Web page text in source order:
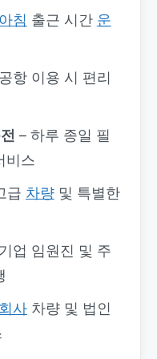
아침 출근 시간 운
항 이용 시 편리
– 하루 종일 필
비스
급 차량및 특별한
업 임원진 및 주
회사차량 및 법인